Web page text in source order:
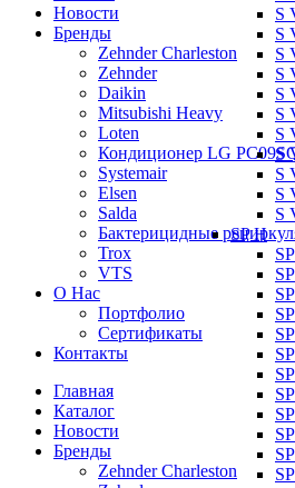
S
S
S
S
S
S
S
S
S
S
S
SP H
Новости
Бренды
Zehnder Charleston
Zehnder
Daikin
Mitsubishi Heavy
Loten
Кондиционер LG
Systemair
Elsen
Salda
Бактерицидные
Trox
VTS
О Нас
Портфолио
Сертификаты
Контакты
Главная
Каталог
Новости
Бренды
Zehnder Charleston